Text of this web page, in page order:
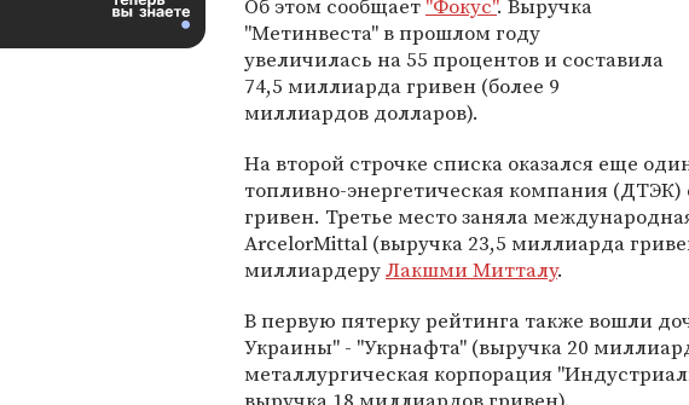
Об этом сообщает "Фокус". Выручка
"Метинвеста" в прошлом году
увеличилась на 55 процентов и составила
74,5 миллиарда гривен (более 9
миллиардов долларов).
На второй строчке списка оказался еще
топливно-энергетическая компания
гривен. Третье место заняла
ArcelorMittal (выручка 23,5 миллиарда
миллиардеруЛакшми Митталу.
В первую пятерку рейтинга также вошли
Украины" - "Укрнафта" (выручка 20
металлургическая корпорация